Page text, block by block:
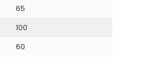
65
100
60